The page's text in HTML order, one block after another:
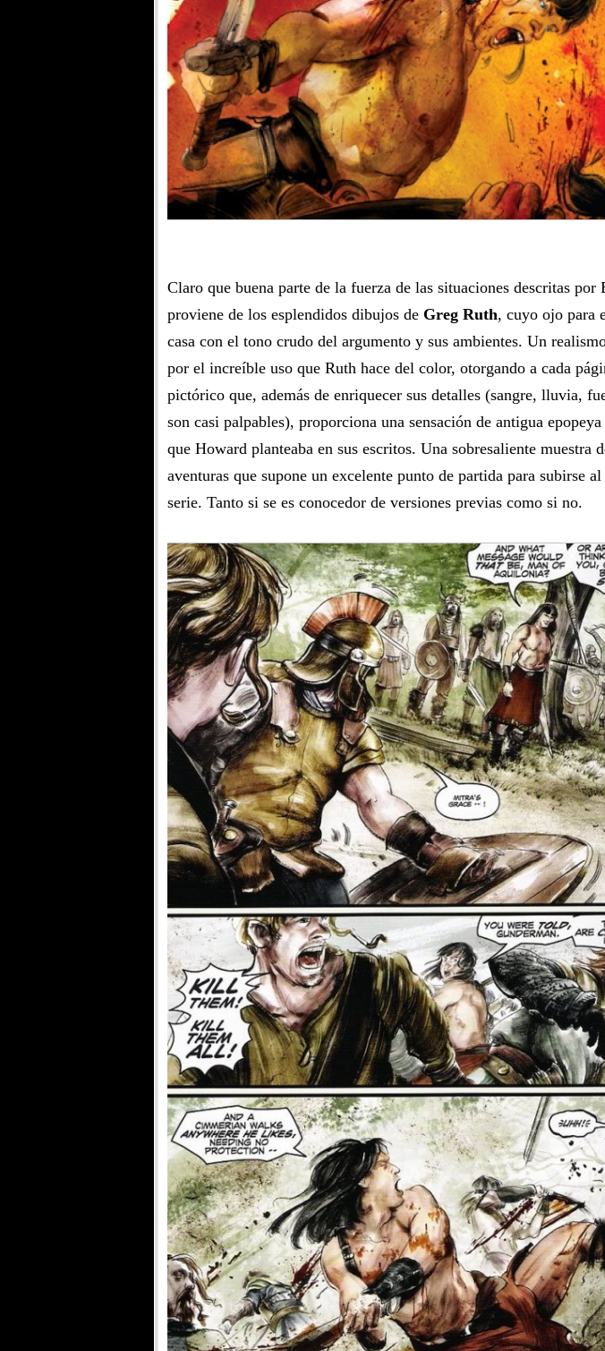
Claro que buena parte de la fuerza de las situaciones descritas por
proviene de los esplendidos dibujos de Greg Ruth, cuyo ojo para
casa con el tono crudo del argumento y sus ambientes. Un
por el increíble uso que Ruth hace del color, otorgando a cada
pictórico que, además de enriquecer sus detalles (sangre, lluvia,
son casi palpables), proporciona una sensación de antigua
que Howard planteaba en sus escritos. Una sobresaliente muestra
aventuras que supone un excelente punto de partida para subirse
serie. Tanto si se es conocedor de versiones previas como si no.